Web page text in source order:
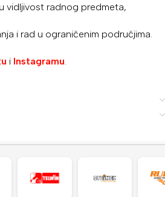
vidljivost radnog predmeta,
i rad u ograničenim područjima.
i Instagramu.